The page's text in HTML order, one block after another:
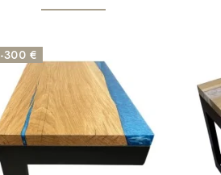
-300 €